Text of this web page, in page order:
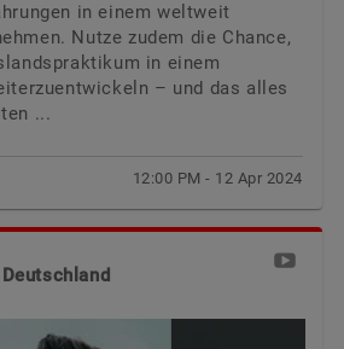
in einem weltweit
Nutze zudem die Chance,
in einem
– und das alles
...
12:00 PM - 12 Apr 2024